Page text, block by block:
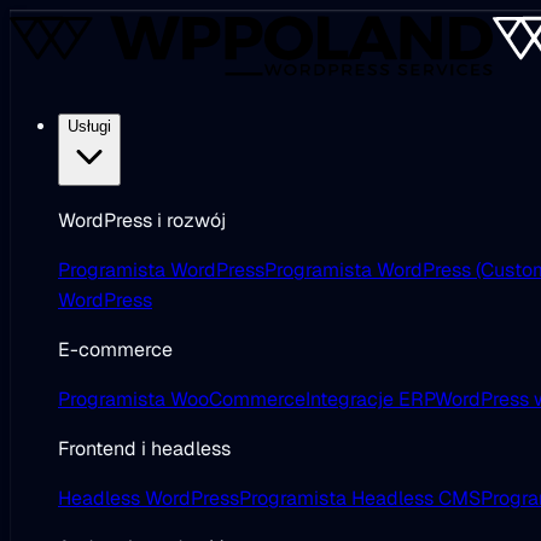
Usługi
WordPress i rozwój
Programista WordPressProgramista WordPress
WordPress
E-commerce
Programista WooCommerceIntegracje ERPWordPress
Frontend i headless
Headless WordPressProgramista Headless CMS